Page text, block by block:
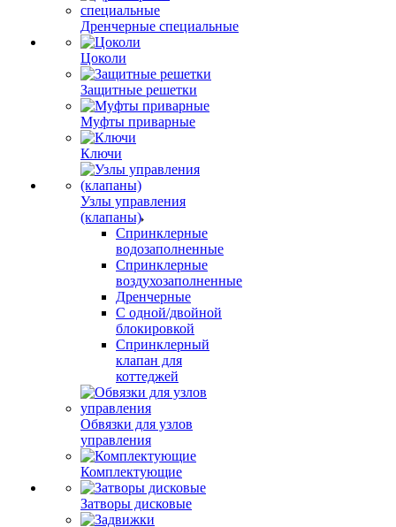
Дренчерные специальные
Цоколи
Защитные решетки
Муфты приварные
Ключи
Узлы управления
(клапаны)
Спринклерные
водозаполненные
Спринклерные
воздухозаполненные
Дренчерные
С одной/двойной
блокировкой
Спринклерный
клапан для
коттеджей
Обвязки для узлов
управления
Комплектующие
Затворы дисковые